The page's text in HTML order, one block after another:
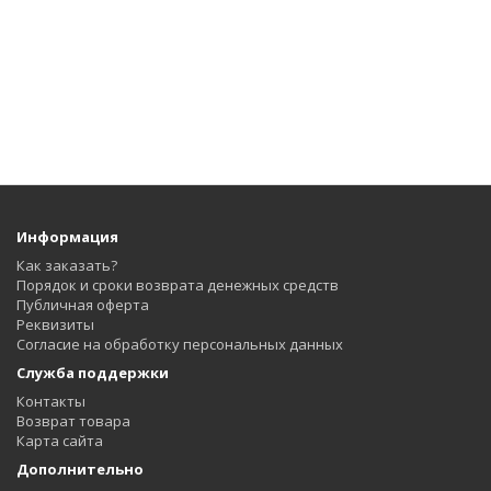
Информация
Как заказать?
Порядок и сроки возврата денежных средств
Публичная оферта
Реквизиты
Согласие на обработку персональных данных
Служба поддержки
Контакты
Возврат товара
Карта сайта
Дополнительно